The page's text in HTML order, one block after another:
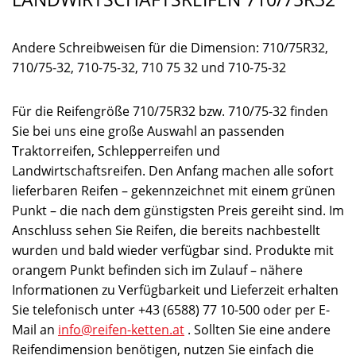
Andere Schreibweisen für die Dimension: 710/75R32,
710/75-32, 710-75-32, 710 75 32 und 710-75-32
Für die Reifengröße 710/75R32 bzw. 710/75-32 finden
Sie bei uns eine große Auswahl an passenden
Traktorreifen, Schlepperreifen und
Landwirtschaftsreifen. Den Anfang machen alle sofort
lieferbaren Reifen – gekennzeichnet mit einem grünen
Punkt – die nach dem günstigsten Preis gereiht sind. Im
Anschluss sehen Sie Reifen, die bereits nachbestellt
wurden und bald wieder verfügbar sind. Produkte mit
orangem Punkt befinden sich im Zulauf – nähere
Informationen zu Verfügbarkeit und Lieferzeit erhalten
Sie telefonisch unter +43 (6588) 77 10-500 oder per E-
Mail an info@reifen-ketten.at . Sollten Sie eine andere
Reifendimension benötigen, nutzen Sie einfach die